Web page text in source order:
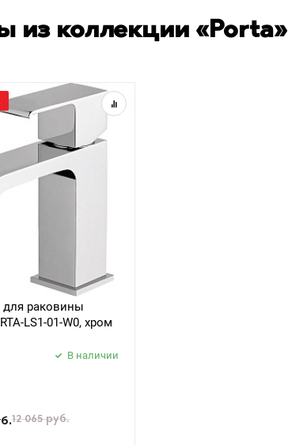
из коллекции «Porta»
для раковины
LS1-01-W0, хром
В наличии
12 065руб.